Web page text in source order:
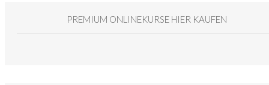
PREMIUM ONLINEKURSE HIER KAUFEN